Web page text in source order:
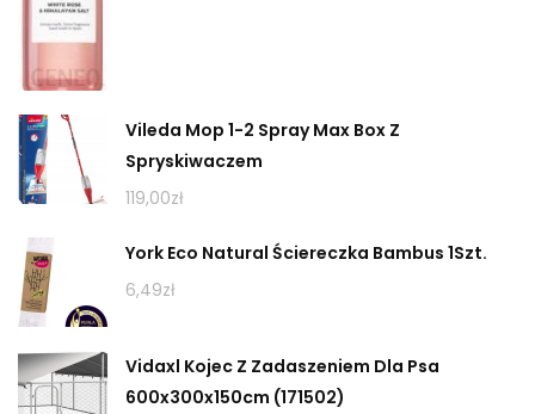
Vileda Mop 1-2 Spray Max Box Z
Spryskiwaczem
119,00zł
York Eco Natural Ściereczka Bambus 1Szt.
6,49zł
Vidaxl Kojec Z Zadaszeniem Dla Psa
600x300x150cm (171502)